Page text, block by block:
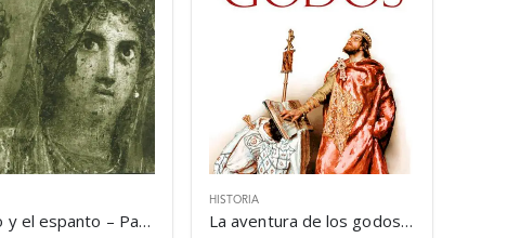
El sexo y el espanto – Pascal Quignard
HISTORIA
La aventura de los godos – Juan Antonio Cebrián